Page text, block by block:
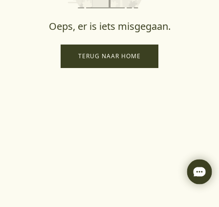
Oeps, er is iets misgegaan.
TERUG NAAR HOME